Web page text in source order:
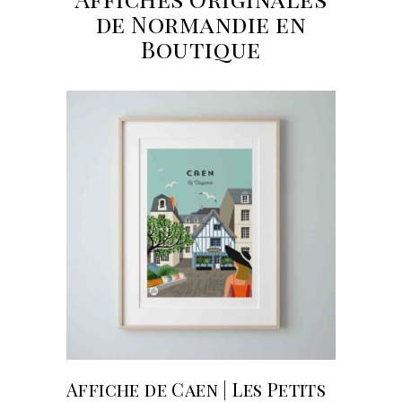
de Normandie en
Boutique
AJOUTER AU PANIER
Affiche de Caen | Les Petits